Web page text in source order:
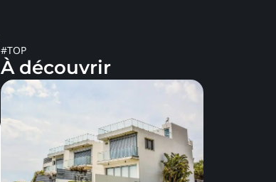
#TOP
À découvrir